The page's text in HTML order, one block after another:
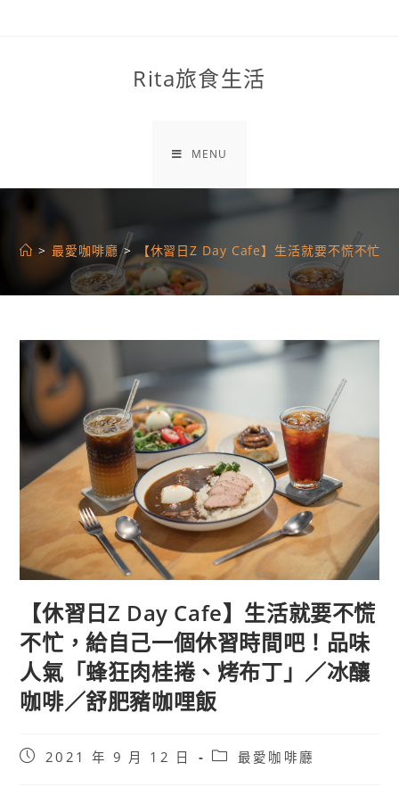
Rita旅食生活
MENU
> 最愛咖啡廳 > 【休習日Z Day Cafe】生活就要不慌不忙
【休習日Z Day Cafe】生活就要不慌
不忙，給自己一個休習時間吧！品味
人氣「蜂狂肉桂捲、烤布丁」／冰釀
咖啡／舒肥豬咖哩飯
Post2021 年 9 月 12 日
Post最愛咖啡廳